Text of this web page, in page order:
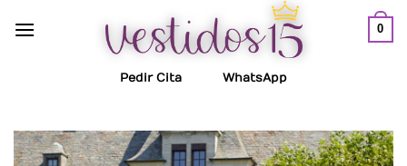
0
Pedir Cita WhatsApp